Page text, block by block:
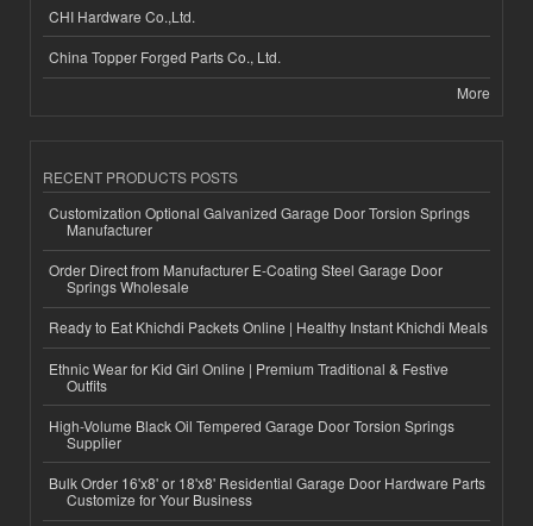
CHI Hardware Co.,Ltd.
China Topper Forged Parts Co., Ltd.
More
RECENT PRODUCTS POSTS
Customization Optional Galvanized Garage Door Torsion Springs
Manufacturer
Order Direct from Manufacturer E-Coating Steel Garage Door
Springs Wholesale
Ready to Eat Khichdi Packets Online | Healthy Instant Khichdi Meals
Ethnic Wear for Kid Girl Online | Premium Traditional & Festive
Outfits
High-Volume Black Oil Tempered Garage Door Torsion Springs
Supplier
Bulk Order 16'x8' or 18'x8' Residential Garage Door Hardware Parts
Customize for Your Business